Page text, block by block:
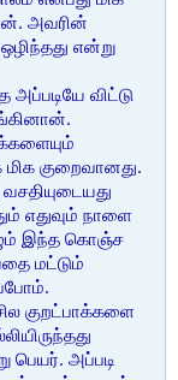
அவரின்
என்று
விட்டு
மிக குறைவானது.
எதுவும் நாளை
இந்த கொஞ்ச
மட்டும்
குறட்பாக்களை
பெயர். அப்படி